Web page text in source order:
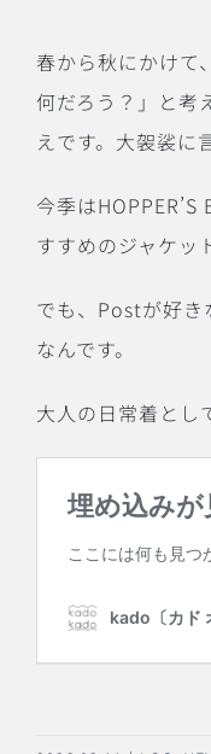
春から秋にかけて
何だろう？」と考
えです。大袈裟に
今季はHOPPER’S
すすめのジャケッ
でも、Postが好き
なんです。
大人の日常着とし